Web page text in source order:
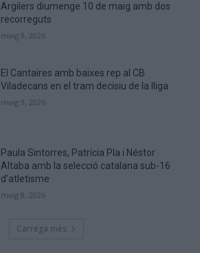
Argilers diumenge 10 de maig amb dos
recorreguts
maig 9, 2026
El Cantaires amb baixes rep al CB
Viladecans en el tram decisiu de la lliga
maig 9, 2026
Paula Sintorres, Patrícia Pla i Néstor
Altaba amb la selecció catalana sub-16
d’atletisme
maig 8, 2026
Carrega més